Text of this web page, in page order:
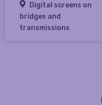
Digital screens on
bridges and
transmissions